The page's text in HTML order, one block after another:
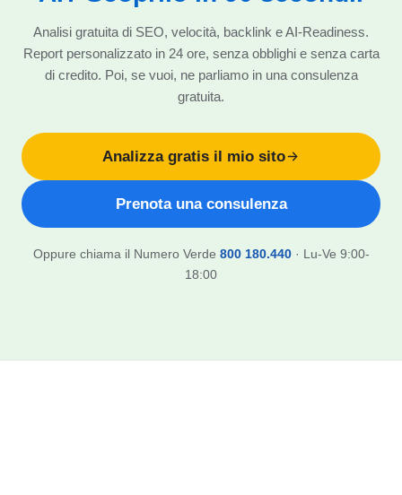
Analisi gratuita di SEO, velocità, backlink e AI-Readiness.
Report personalizzato in 24 ore, senza obblighi e senza carta
di credito. Poi, se vuoi, ne parliamo in una consulenza
gratuita.
Analizza gratis il mio sito
Prenota una consulenza
Oppure chiama il Numero Verde 800 180.440· Lu-Ve 9:00-
18:00